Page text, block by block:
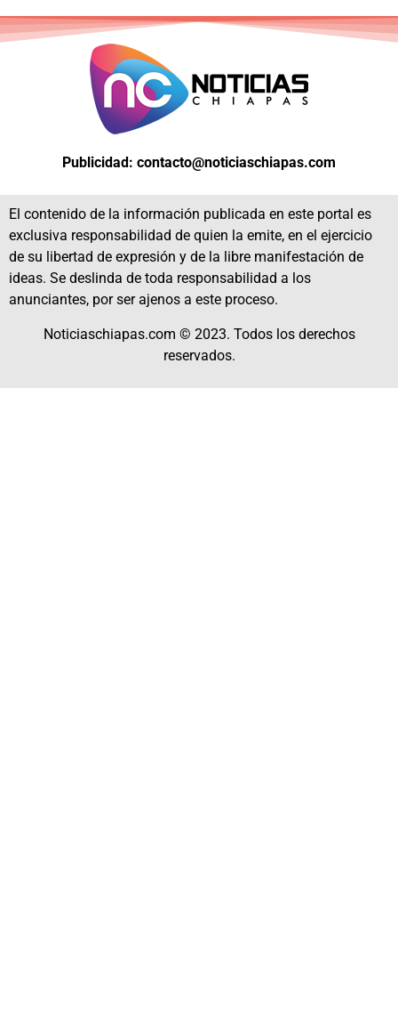
Publicidad: contacto@noticiaschiapas.com
El contenido de la información publicada en este portal es
exclusiva responsabilidad de quien la emite, en el ejercicio
de su libertad de expresión y de la libre manifestación de
ideas. Se deslinda de toda responsabilidad a los
anunciantes, por ser ajenos a este proceso.
Noticiaschiapas.com © 2023. Todos los derechos
reservados.